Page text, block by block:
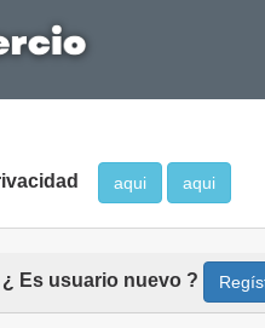
aqui aqui
¿ Es usuario nuevo ?